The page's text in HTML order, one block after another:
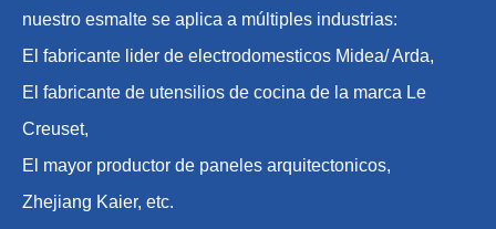
nuestro esmalte se aplica a múltiples industrias:
El fabricante lider de electrodomesticos Midea/ Arda,
El fabricante de utensilios de cocina de la marca Le
Creuset,
El mayor productor de paneles arquitectonicos,
Zhejiang Kaier, etc.